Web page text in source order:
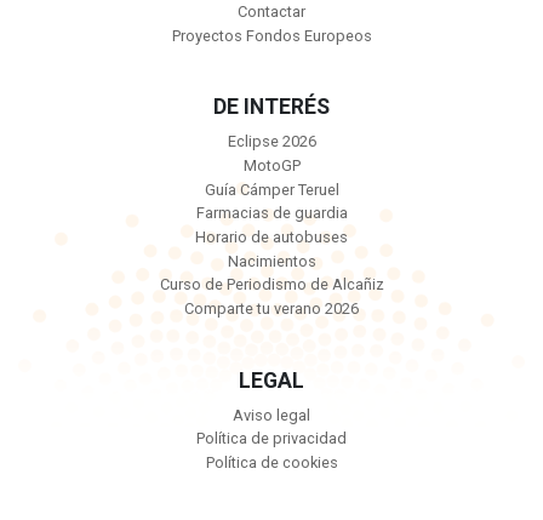
Contactar
Proyectos Fondos Europeos
DE INTERÉS
Eclipse 2026
MotoGP
Guía Cámper Teruel
Farmacias de guardia
Horario de autobuses
Nacimientos
Curso de Periodismo de Alcañiz
Comparte tu verano 2026
LEGAL
Aviso legal
Política de privacidad
Política de cookies